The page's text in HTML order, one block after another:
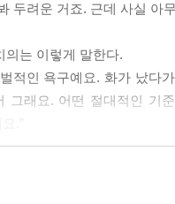
두려운 거죠. 근데 사실 아
의는 이렇게 말한다.
적인 욕구예요. 화가 났다
그래요. 어떤 절대적인 기
선택들이 무섭고 버겁다